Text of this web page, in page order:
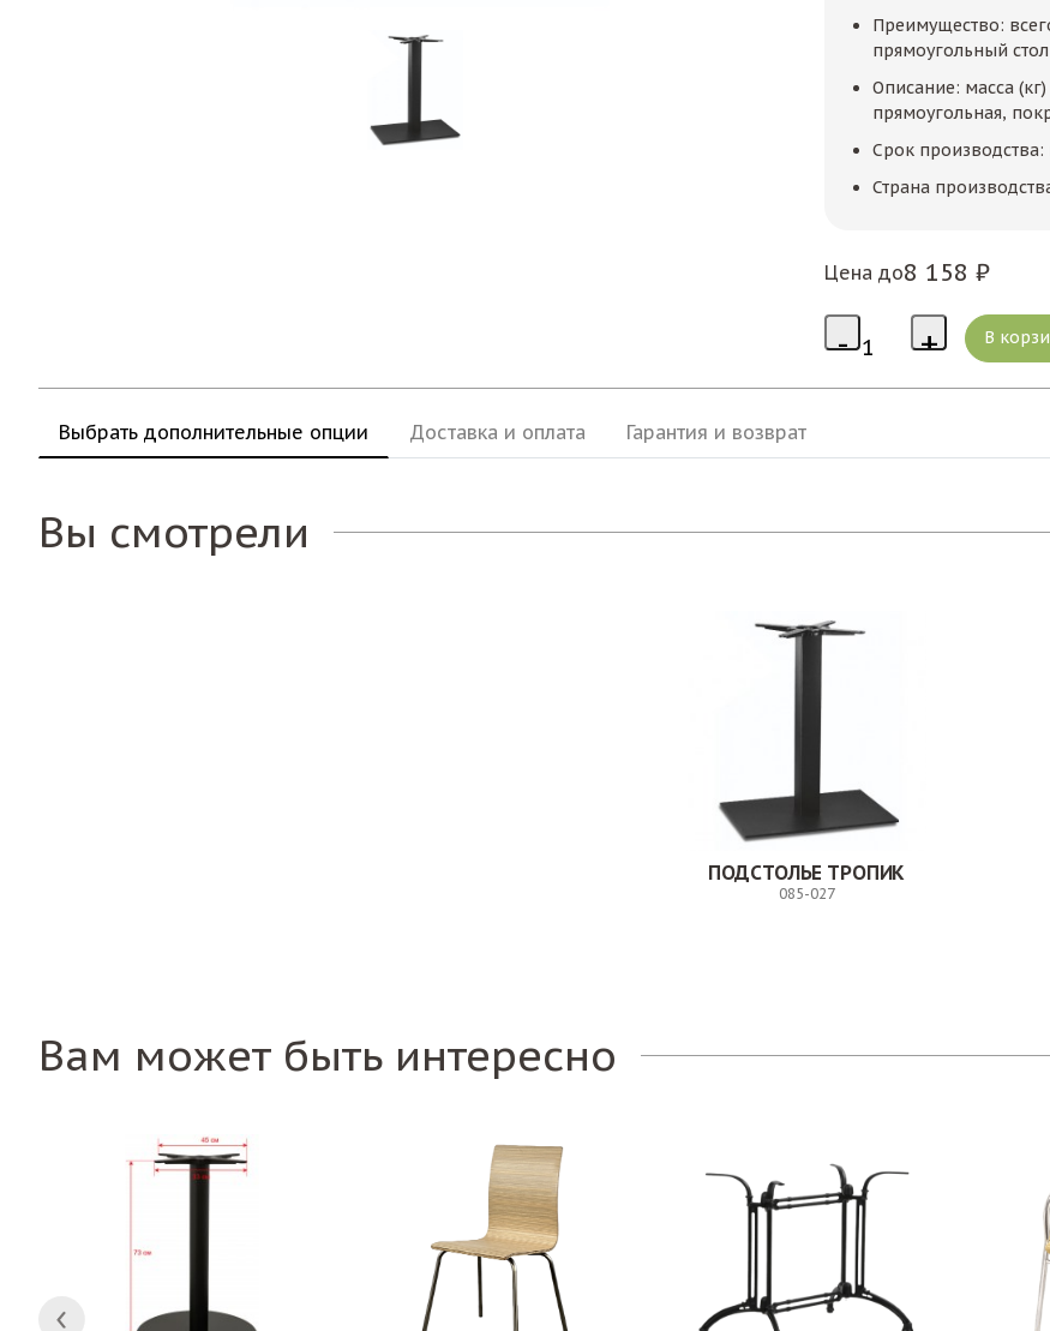
Преимущество:
прямоугольный
Описание: масса
прямоугольная,
Срок производства:
Страна
Цена до8 158 ₽
Выбрать дополнительные опции Доставка и оплата Гарантия и возврат
Вы смотрели
ПОДСТОЛЬЕ ТРОПИК
085-027
Вам может быть интересно